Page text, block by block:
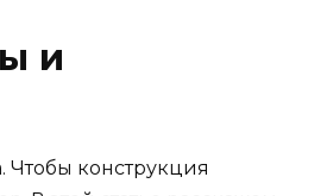
и
Чтобы конструкция